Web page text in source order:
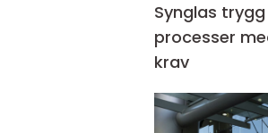
Synglas trygg insyn i
processer
krav